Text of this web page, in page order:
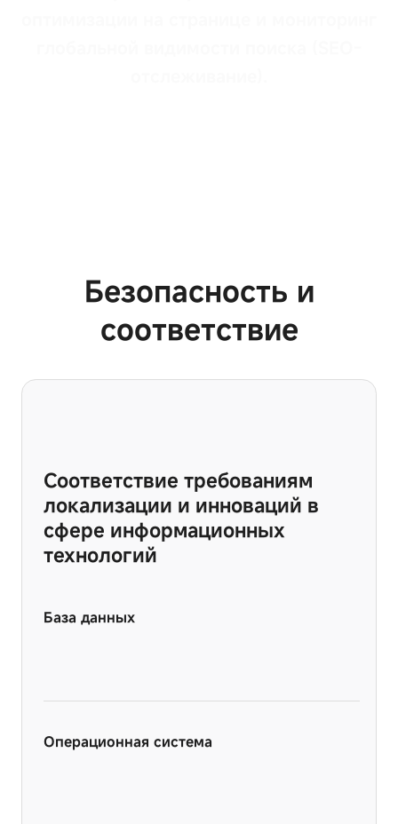
Безопасность и
соответствие
Соответствие требованиям
локализации и инноваций в
сфере информационных
технологий
База данных
Операционная система